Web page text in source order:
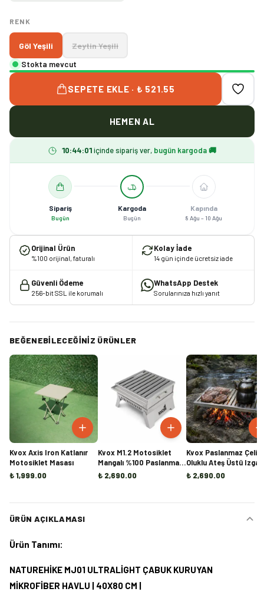
RENK
Göl Yeşili
Zeytin Yeşili
Stokta mevcut
SEPETE EKLE · ₺ 521.55
HEMEN AL
10:44:01 içinde sipariş ver, bugün kargoda 🚚
Sipariş
Bugün
Kargoda
Bugün
Kapında
8 Ağu – 10 Ağu
Orijinal Ürün
%100 orijinal, faturalı
Kolay İade
14 gün içinde ücretsiz iade
Güvenli Ödeme
256-bit SSL ile korumalı
WhatsApp Destek
Sorularınıza hızlı yanıt
BEĞENEBILECEĞINIZ ÜRÜNLER
Kvox Axis Iron Katlanır
Motosiklet Masası
₺ 1,999.00
Kvox M1.2 Motosiklet
Mangalı %100 Paslanmaz
Çelik
₺ 2,690.00
Kvox Paslanmaz Çelik
Oluklu Ateş Üstü
₺ 2,690.00
ÜRÜN AÇIKLAMASI
Ürün Tanımı:
NATUREHİKE MJ01 ULTRALİGHT ÇABUK KURUYAN
MİKROFİBER HAVLU | 40X80 CM |